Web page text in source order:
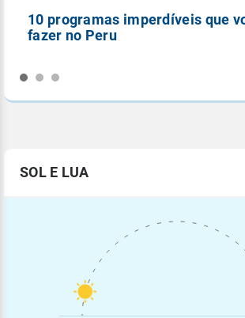
10 programas imperdíveis que
fazer no Peru
SOL E LUA